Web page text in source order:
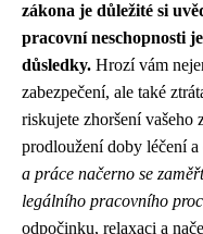
zákona je důležité si
pracovní neschopnosti
důsledky. Hrozí vám
zabezpečení, ale také
riskujete zhoršení vašeho
prodloužení doby léčení
a práce načerno se
legálního pracovního
odpočinku, relaxaci a